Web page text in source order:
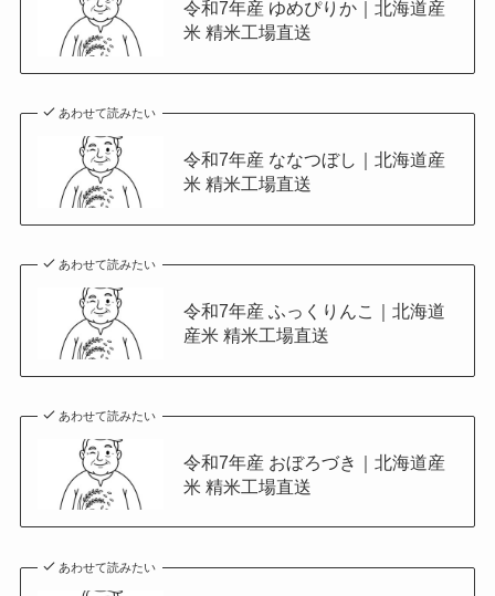
令和7年産 ゆめぴりか｜北海道産
米 精米工場直送
あわせて読みたい
令和7年産 ななつぼし｜北海道産
米 精米工場直送
あわせて読みたい
令和7年産 ふっくりんこ｜北海道
産米 精米工場直送
あわせて読みたい
令和7年産 おぼろづき｜北海道産
米 精米工場直送
あわせて読みたい